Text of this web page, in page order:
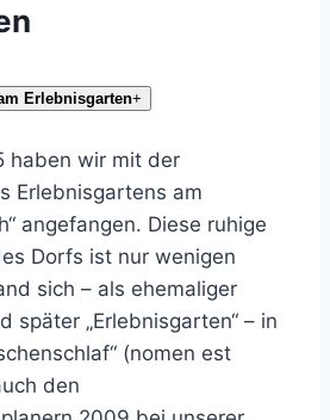
Erlebnisgarten+
haben wir mit der
Erlebnisgartens am
angefangen. Diese ruhige
Dorfs ist nur wenigen
sich – als ehemaliger
später „Erlebnisgarten“ – in
(nomen est
den